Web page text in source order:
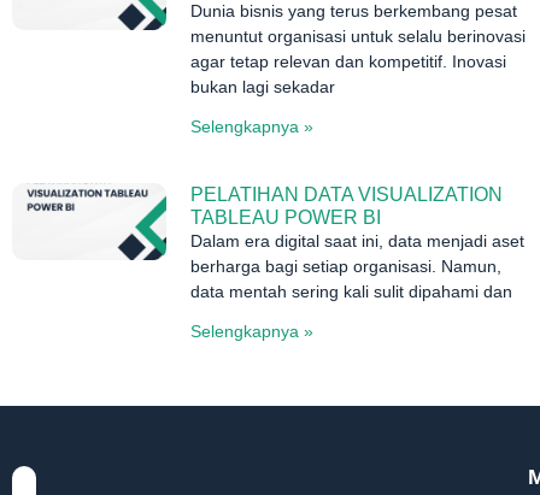
Dunia bisnis yang terus berkembang pesat
menuntut organisasi untuk selalu berinovasi
agar tetap relevan dan kompetitif. Inovasi
bukan lagi sekadar
Selengkapnya »
PELATIHAN DATA VISUALIZATION
TABLEAU POWER BI
Dalam era digital saat ini, data menjadi aset
berharga bagi setiap organisasi. Namun,
data mentah sering kali sulit dipahami dan
Selengkapnya »